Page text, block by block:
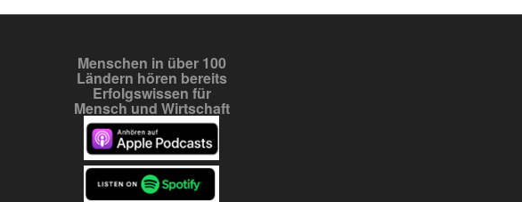
Menschen in über 100
Ländern hören bereits
Erfolgswissen für
Mensch und Wirtschaft